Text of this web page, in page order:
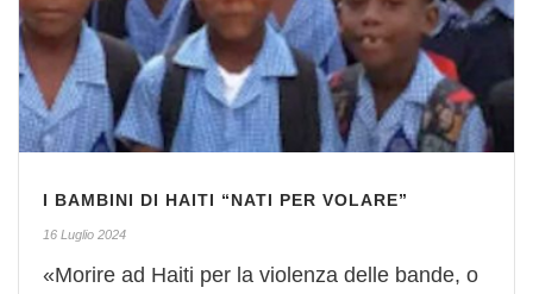
I BAMBINI DI HAITI “NATI PER VOLARE”
16 Luglio 2024
«Morire ad Haiti per la violenza delle bande, o